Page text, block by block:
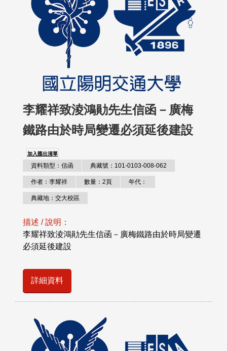
李耀祥致淩鴻勛先生信函－廣梅
鐵路由於時局變遷必須延後建設
加入匯出清單
資料類型：信函 典藏號：101-0103-008-062
作者：李耀祥 數量：2頁 年代：
典藏地：交大校區
描述 / 說明：
李耀祥致淩鴻勛先生信函－廣梅鐵路由於時局變遷
必須延後建設
詳細資料